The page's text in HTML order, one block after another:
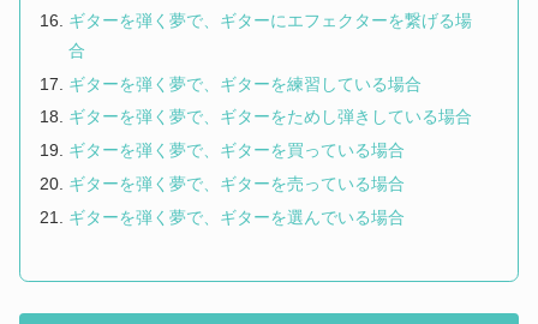
ギターを弾く夢で、ギターにエフェクターを繋げる場
合
ギターを弾く夢で、ギターを練習している場合
ギターを弾く夢で、ギターをためし弾きしている場合
ギターを弾く夢で、ギターを買っている場合
ギターを弾く夢で、ギターを売っている場合
ギターを弾く夢で、ギターを選んでいる場合